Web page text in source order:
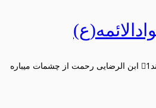
#امام_جواد علیه‌السلام #شور بند1⃣ ابن الرضایی رحمت از چشمات میباره